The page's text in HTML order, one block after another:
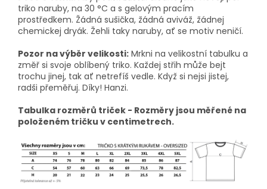
triko naruby, na 30 °C a s gelovým pracím
prostředkem. Žádná sušička, žádná aviváž, žádnej
chemickej dryák. Žehli taky naruby, ať se motiv neničí.
Pozor na výběr velikosti: Mrkni na velikostní tabulku a
změř si svoje oblíbený triko. Každej střih může bejt
trochu jinej, tak ať netrefíš vedle. Když si nejsi jistej,
radši přeměřuj. Díky! Hanzi.
Tabulka rozměrů triček - Rozměry jsou měřené na
položeném tričku v centimetrech.